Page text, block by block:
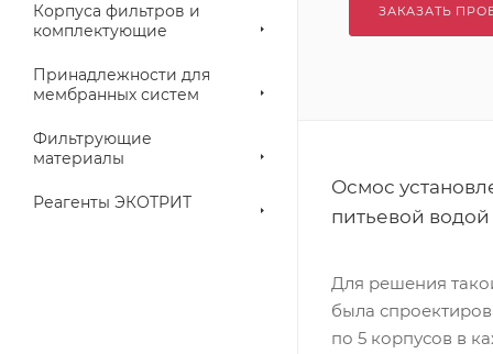
Корпуса фильтров и
комплектующие
Принадлежности для
мембранных систем
Фильтрующие
материалы
Реагенты ЭКОТРИТ
ЗАКАЗАТЬ
Осмос
питьевой
Для решения
была
по 5 корпусов в